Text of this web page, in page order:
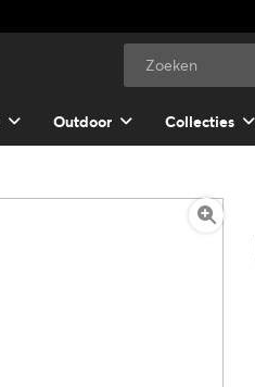
Outdoor Collecties